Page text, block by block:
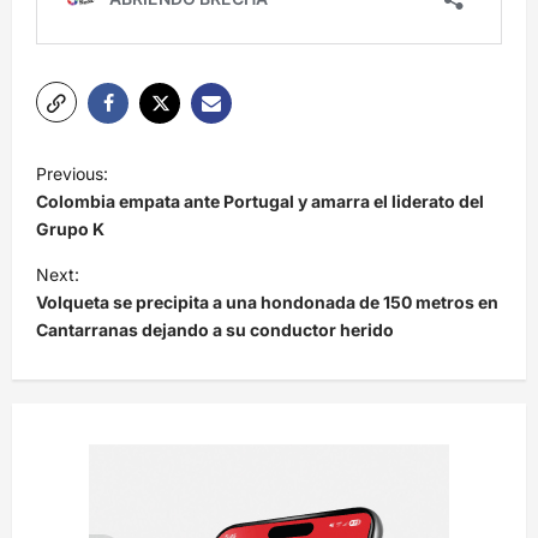
N
a
v
e
g
a
c
Previous:
Colombia empata ante Portugal y amarra el liderato del
Grupo K
Next:
Volqueta se precipita a una hondonada de 150 metros en
Cantarranas dejando a su conductor herido